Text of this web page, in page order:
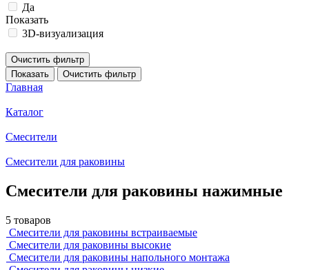
Да
Показать
3D-визуализация
Очистить фильтр
Показать
Очистить фильтр
Главная
Каталог
Смесители
Смесители для раковины
Смесители для раковины нажимные
5 товаров
Смесители для раковины встраиваемые
Смесители для раковины высокие
Смесители для раковины напольного монтажа